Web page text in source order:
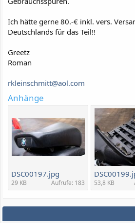
Ich hätte gerne 80.-€ inkl. vers.
Deutschlands für das Teil!!
Greetz
Roman
rkleinschmitt@aol.com
Anhänge
DSC00197.jpg
29 KB Aufrufe: 183 53,8 KB